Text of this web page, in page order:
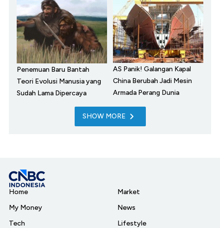
Penemuan Baru Bantah
Teori Evolusi Manusia yang
Sudah Lama Dipercaya
AS Panik! Galangan Kapal
China Berubah Jadi Mesin
Armada Perang Dunia
SHOW MORE
Home
My Money
Tech
Market
News
Lifestyle